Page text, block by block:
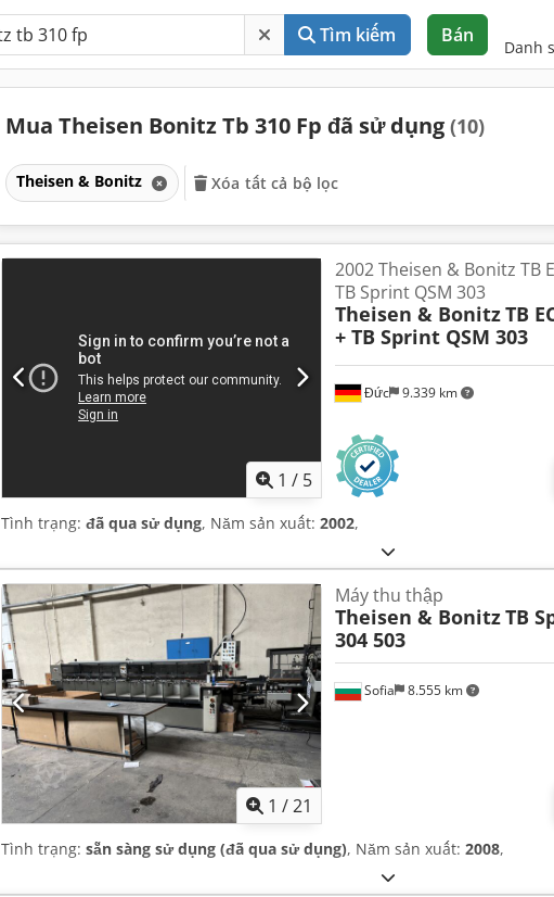
Tìm kiếm Bán
Danh
Mua Theisen Bonitz Tb 310 Fp đã sử dụng (10)
Theisen & Bonitz Xóa tất cả bộ lọc
1 / 5
Đức 9.339 km
2002 Theisen & Bonitz TB
TB Sprint QSM 303
Theisen & BonitzTB
+ TB Sprint QSM 303
Tình trạng: đã qua sử dụng, Năm sản xuất: 2002,
1 /21
Sofia 8.555 km
Máy thu thập
Theisen & BonitzTB
304 503
Tình trạng: sẵn sàng sử dụng (đã qua sử dụng), Năm sản xuất: 2008,